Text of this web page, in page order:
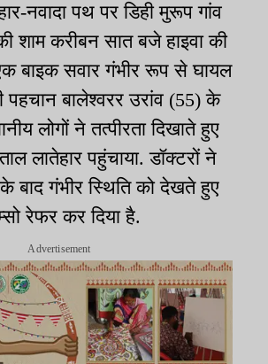
नवादा पथ पर डिही मुरूप गांव
शाम करीबन सात बजे हाइवा की
सवार गंभीर रूप से घायल
पहचान बालेश्वरर उरांव (55) के
लोगों ने तत्पीरता दिखाते हुए
लातेहार पहुंचाया. डॉक्टरों ने
बाद गंभीर स्थिति को देखते हुए
रेफर कर दिया है.
Advertisement